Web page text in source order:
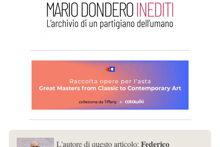
L'autore di questo articolo: Federico